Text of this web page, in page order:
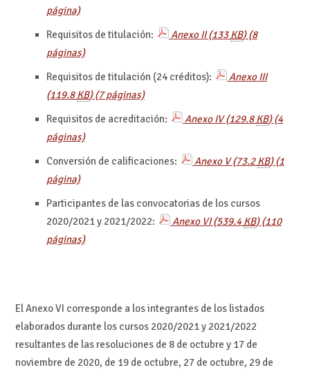
página)
Requisitos de titulación:
Anexo II(133KB)(8
páginas)
Requisitos de titulación (24 créditos):
Anexo III
(119.8KB)(7 páginas)
Requisitos de acreditación:
Anexo IV(129.8KB)(4
páginas)
Conversión de calificaciones:
Anexo V(73.2KB)(1
página)
Participantes de las convocatorias de los cursos
2020/2021 y 2021/2022:
Anexo VI(539.4KB)(110
páginas)
El Anexo VI corresponde a los integrantes de los listados
elaborados durante los cursos 2020/2021 y 2021/2022
resultantes de las resoluciones de 8 de octubre y 17 de
noviembre de 2020, de 19 de octubre, 27 de octubre, 29 de